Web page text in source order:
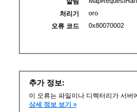
처리기
oro
오류 코드
0x80070002
추가 정보:
이 오류는 파일이나 디렉터리가 서
상세 정보 보기 »